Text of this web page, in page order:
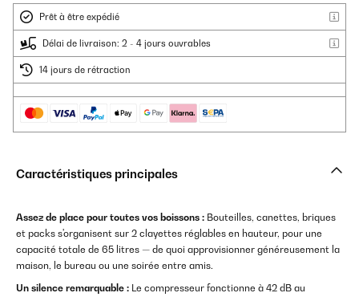
Prêt à être expédié
Délai de livraison: 2 - 4 jours ouvrables
14 jours de rétraction
Caractéristiques principales
Assez de place pour toutes vos boissons : Bouteilles, canettes, briques
et packs s'organisent sur 2 clayettes réglables en hauteur, pour une
capacité totale de 65 litres — de quoi approvisionner généreusement la
maison, le bureau ou une soirée entre amis.
Un silence remarquable : Le compresseur fonctionne à 42 dB au